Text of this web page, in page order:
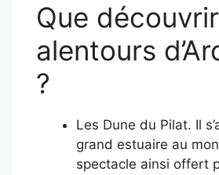
Que
alentours
?
Les Dune du Pilat. Il
grand estuaire au
spectacle ainsi offert